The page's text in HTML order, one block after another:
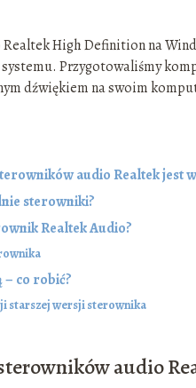
High Definition na
Przygotowaliśmy
dźwiękiem na swoim
audio Realtek jest
sterowniki?
Realtek Audio?
co robić?
starszej wersji sterownika
audio